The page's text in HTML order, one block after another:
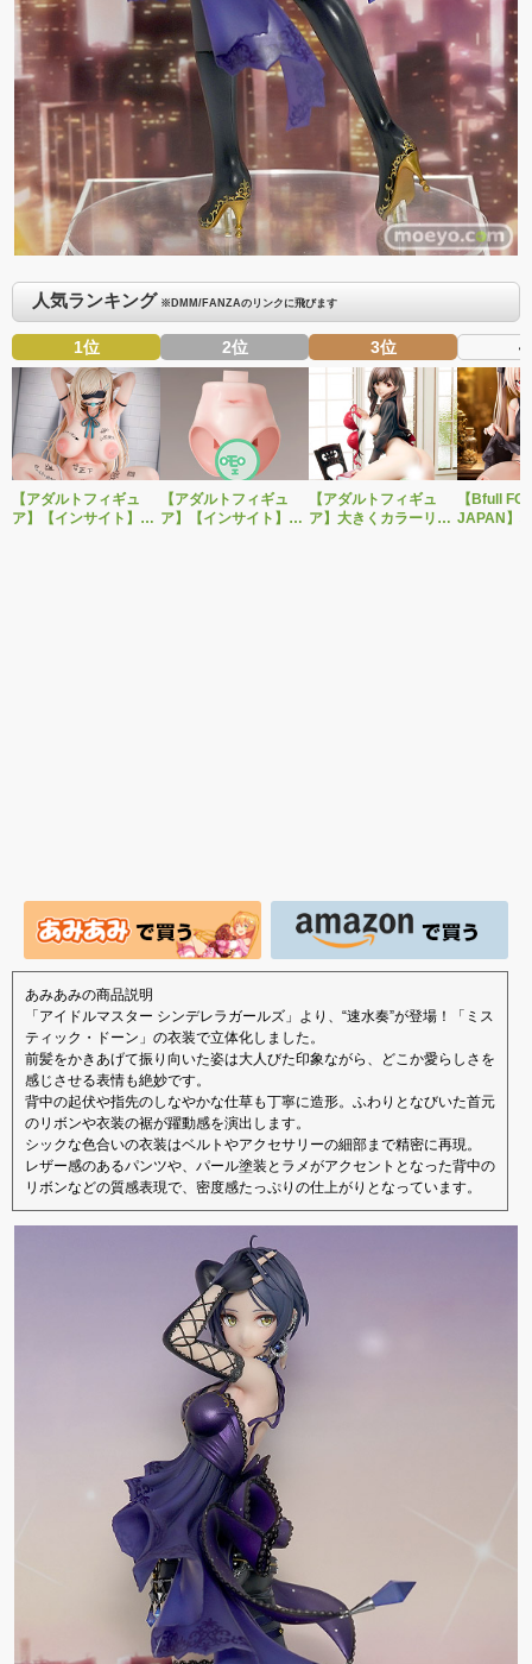
人気ランキング ※DMM/FANZAのリンクに飛びます
1位
【アダルトフィギュ
ア】【インサイト】肉
2位
【アダルトフィギュ
ア】【インサイト】ベ
3位
【アダルトフィギュ
ア】大きくカラーリン
4
【Bfull
JAPAN】
あみあみの商品説明
「アイドルマスター シンデレラガールズ」より、“速水奏”が登場！「ミス
ティック・ドーン」の衣装で立体化しました。
前髪をかきあげて振り向いた姿は大人びた印象ながら、どこか愛らしさを
感じさせる表情も絶妙です。
背中の起伏や指先のしなやかな仕草も丁寧に造形。ふわりとなびいた首元
のリボンや衣装の裾が躍動感を演出します。
シックな色合いの衣装はベルトやアクセサリーの細部まで精密に再現。
レザー感のあるパンツや、パール塗装とラメがアクセントとなった背中の
リボンなどの質感表現で、密度感たっぷりの仕上がりとなっています。